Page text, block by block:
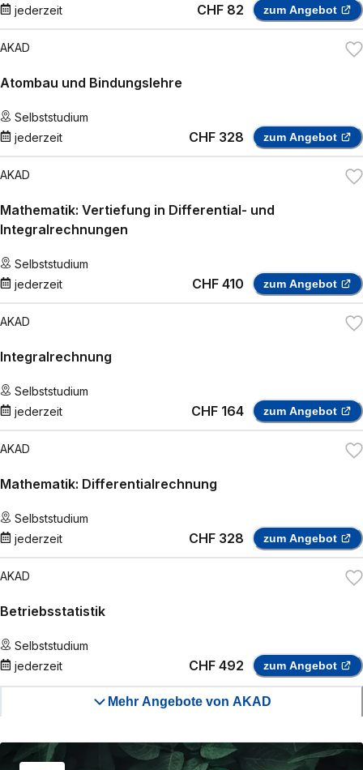
jederzeit CHF 82 zum Angebot
AKAD
Atombau und Bindungslehre
Selbststudium
jederzeit
CHF 328 zum Angebot
AKAD
Mathematik: Vertiefung in Differential- und
Integralrechnungen
Selbststudium
jederzeit
CHF 410 zum Angebot
AKAD
Integralrechnung
Selbststudium
jederzeit
CHF 164 zum Angebot
AKAD
Mathematik: Differentialrechnung
Selbststudium
jederzeit
CHF 328 zum Angebot
AKAD
Betriebsstatistik
Selbststudium
jederzeit
CHF 492 zum Angebot
Mehr Angebote von AKAD